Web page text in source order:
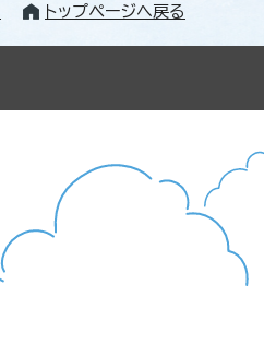
トップページへ戻る